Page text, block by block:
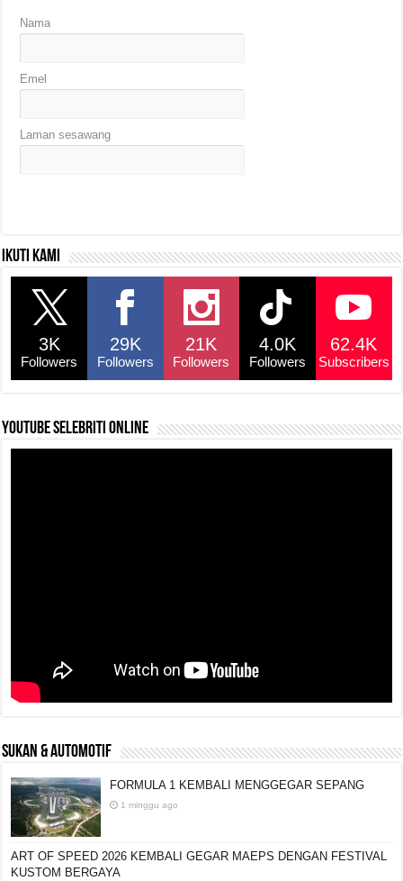
Nama
Emel
Laman sesawang
Ikuti kami
3K
Followers
29K
Followers
21K
Followers
4.0K
Followers
62.4K
Subscribers
YouTube selebriti online
SUKAN & AUTOMOTIF
FORMULA 1 KEMBALI MENGGEGAR SEPANG
1 minggu ago
ART OF SPEED 2026 KEMBALI GEGAR MAEPS DENGAN FESTIVAL
KUSTOM BERGAYA